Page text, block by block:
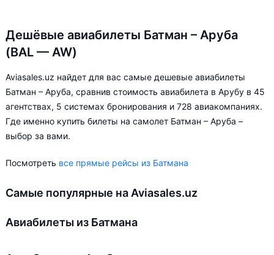
Дешёвые авиабилеты Батман – Аруба
(BAL — AW)
Aviasales.uz найдет для вас самые дешевые авиабилеты
Батман – Аруба, сравнив стоимость авиабилета в Арубу в 45
агентствах, 5 системах бронирования и 728 авиакомпаниях.
Где именно купить билеты на самолет Батман – Аруба –
выбор за вами.
Посмотреть все прямые рейсы из Батмана
Самые популярные на Aviasales.uz
Авиабилеты из Батмана